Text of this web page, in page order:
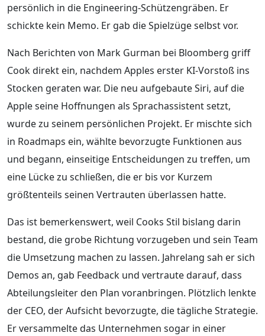
persönlich in die Engineering-Schützengräben. Er
schickte kein Memo. Er gab die Spielzüge selbst vor.
Nach Berichten von Mark Gurman bei Bloomberg griff
Cook direkt ein, nachdem Apples erster KI-Vorstoß ins
Stocken geraten war. Die neu aufgebaute Siri, auf die
Apple seine Hoffnungen als Sprachassistent setzt,
wurde zu seinem persönlichen Projekt. Er mischte sich
in Roadmaps ein, wählte bevorzugte Funktionen aus
und begann, einseitige Entscheidungen zu treffen, um
eine Lücke zu schließen, die er bis vor Kurzem
größtenteils seinen Vertrauten überlassen hatte.
Das ist bemerkenswert, weil Cooks Stil bislang darin
bestand, die grobe Richtung vorzugeben und sein Team
die Umsetzung machen zu lassen. Jahrelang sah er sich
Demos an, gab Feedback und vertraute darauf, dass
Abteilungsleiter den Plan voranbringen. Plötzlich lenkte
der CEO, der Aufsicht bevorzugte, die tägliche Strategie.
Er versammelte das Unternehmen sogar in einer